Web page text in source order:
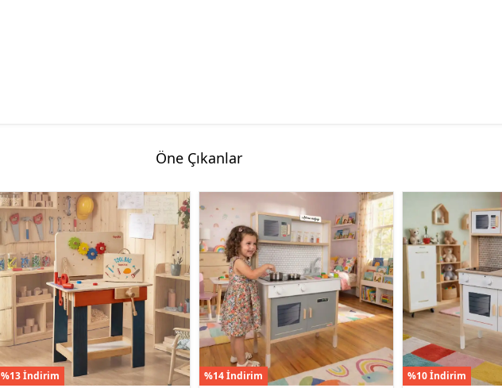
Öne Çıkanlar
%13 İndirim %14 İndirim %10 İndirim